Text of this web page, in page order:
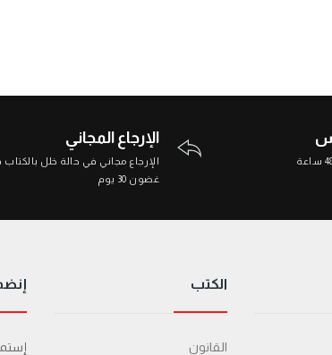
الإرجاع المجاني
الإرجاع مجاني في حالة خلل
غضون 30 يوم
الكتب
القانون